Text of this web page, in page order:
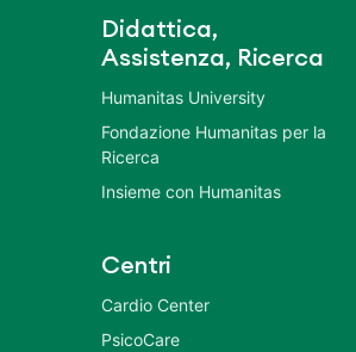
Didattica,
Assistenza, Ricerca
Humanitas University
Fondazione Humanitas per la
Ricerca
Insieme con Humanitas
Centri
Cardio Center
PsicoCare